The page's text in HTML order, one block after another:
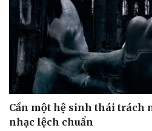
Sức khỏe
Dinh dưỡng - món ngon
Cây thuốc
Sản phụ khoa
Cần một hệ sinh thái trách
nhạc lệch chuẩn